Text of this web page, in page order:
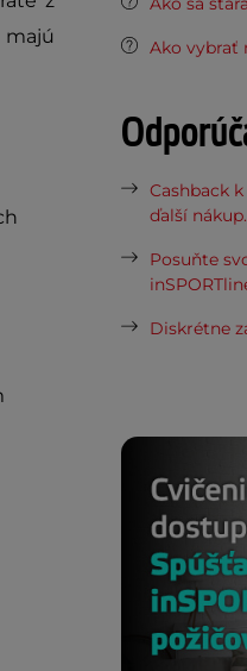
majú
Ako vybrať
Cashback
ďalší nákup.
Posuňte
Diskrétne